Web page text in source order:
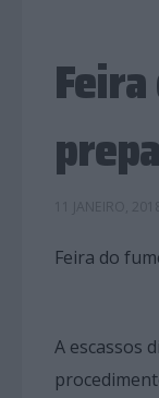
Feira do
A escassos